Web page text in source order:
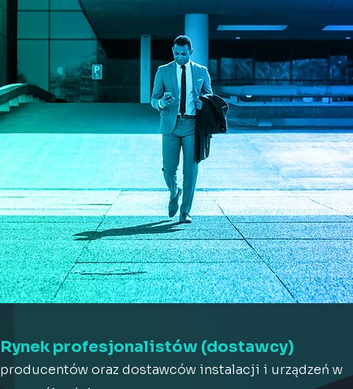
Rynek profesjonalistów (dostawcy)
producentów oraz dostawców instalacji i urządzeń w